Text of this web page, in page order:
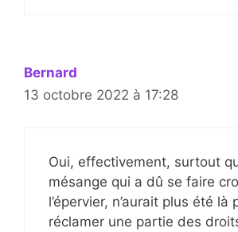
Bernard
13 octobre 2022 à 17:28
Oui, effectivement, surtout
mésange qui a dû se faire
l’épervier, n’aurait plus été là
réclamer une partie des